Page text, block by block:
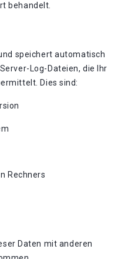
behandelt.
speichert automatisch
Log-Dateien, die Ihr
Dies sind:
Rechners
Daten mit anderen